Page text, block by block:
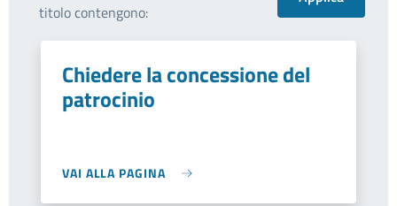
titolo contengono:
Chiedere la concessione del
patrocinio
VAI ALLA PAGINA